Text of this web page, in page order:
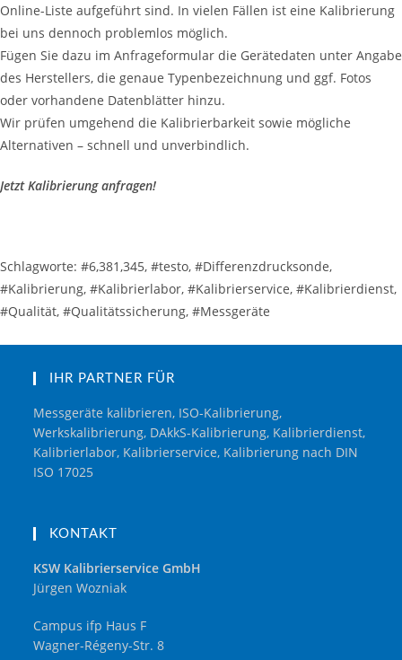
Online-Liste aufgeführt sind. In vielen Fällen ist eine Kalibrierung
bei uns dennoch problemlos möglich.
Fügen Sie dazu im Anfrageformular die Gerätedaten unter Angabe
des Herstellers, die genaue Typenbezeichnung und ggf. Fotos
oder vorhandene Datenblätter hinzu.
Wir prüfen umgehend die Kalibrierbarkeit sowie mögliche
Alternativen – schnell und unverbindlich.
Jetzt Kalibrierung anfragen!
Schlagworte: #6,381,345, #testo, #Differenzdrucksonde,
#Kalibrierung, #Kalibrierlabor, #Kalibrierservice, #Kalibrierdienst,
#Qualität, #Qualitätssicherung, #Messgeräte
IHR PARTNER FÜR
Messgeräte kalibrieren, ISO-Kalibrierung,
Werkskalibrierung, DAkkS-Kalibrierung, Kalibrierdienst,
Kalibrierlabor, Kalibrierservice, Kalibrierung nach DIN
ISO 17025
KONTAKT
KSW Kalibrierservice GmbH
Jürgen Wozniak
Campus ifp Haus F
Wagner-Régeny-Str. 8